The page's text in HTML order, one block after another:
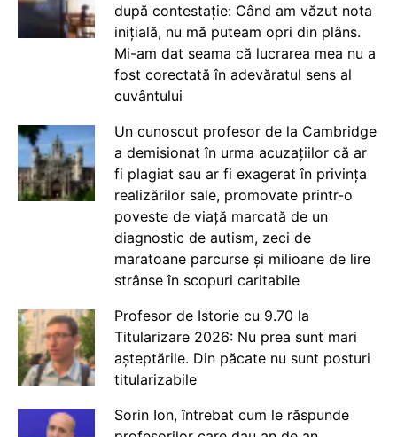
după contestație: Când am văzut nota
inițială, nu mă puteam opri din plâns.
Mi-am dat seama că lucrarea mea nu a
fost corectată în adevăratul sens al
cuvântului
Un cunoscut profesor de la Cambridge
a demisionat în urma acuzațiilor că ar
fi plagiat sau ar fi exagerat în privința
realizărilor sale, promovate printr-o
poveste de viață marcată de un
diagnostic de autism, zeci de
maratoane parcurse și milioane de lire
strânse în scopuri caritabile
Profesor de Istorie cu 9.70 la
Titularizare 2026: Nu prea sunt mari
așteptările. Din păcate nu sunt posturi
titularizabile
Sorin Ion, întrebat cum le răspunde